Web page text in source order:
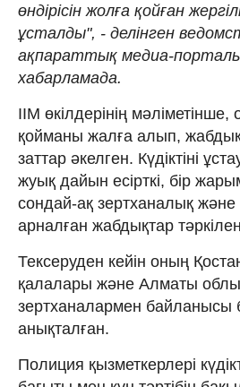
өндірісін жолға қойған
ұсталды", - делінген
ақпараттық медиа-
хабарламада.
ІІМ өкілдерінің
қойманы жалға алып,
заттар әкелген. Күдіктіні
жуық дайын есірткі, бір
сондай-ақ зертханалық
арналған жабдықтар
Тексеруден кейін оның
қалалары және Алматы
зертханалармен байланысы
анықталған.
Полиция қызметкерлері